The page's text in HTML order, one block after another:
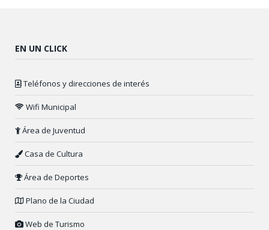
EN UN CLICK
Teléfonos y direcciones de interés
Wifi Municipal
Área de Juventud
Casa de Cultura
Área de Deportes
Plano de la Ciudad
Web de Turismo